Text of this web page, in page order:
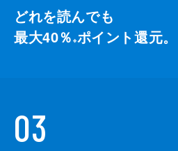
どれを読んでも
最大40％ ※ポイント還元。
03